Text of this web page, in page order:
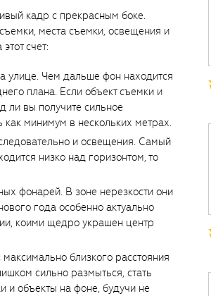
кадр с прекрасным боке.
места съемки, освещения и
счет:
улице. Чем дальше фон находится
плана. Если объект съемки и
ли вы получите сильное
как минимум в нескольких метрах.
и освещения. Самый
низко над горизонтом, то
фонарей. В зоне нерезкости они
года особенно актуально
коими щедро украшен центр
близкого расстояния
сильно размыться, стать
и объекты на фоне, будучи не